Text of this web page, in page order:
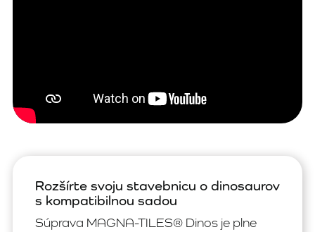
Rozšírte svoju stavebnicu o dinosaurov
s kompatibilnou sadou
Súprava MAGNA-TILES® Dinos je plne